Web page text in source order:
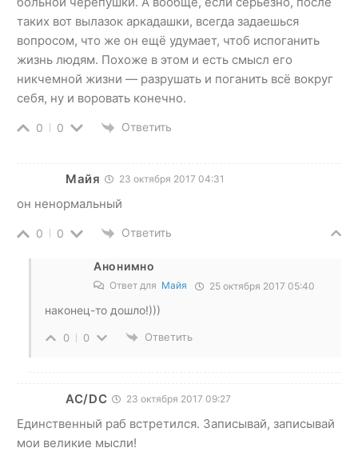
таких вот вылазок аркадашки, всегда задаешься
вопросом, что же он ещё удумает, чтоб испоганить
жизнь людям. Похоже в этом и есть смысл его
никчемной жизни — разрушать и поганить всё вокруг
себя, ну и воровать конечно.
0 0 Ответить
Майя 23 октября 2017 04:31
он ненормальный
0 0 Ответить
Анонимно
Ответ для Майя 25 октября 2017 05:40
наконец-то дошло!)))
0 0 Ответить
AC/DC 23 октября 2017 09:27
Единственный раб встретился. Записывай, записывай
мои великие мысли!